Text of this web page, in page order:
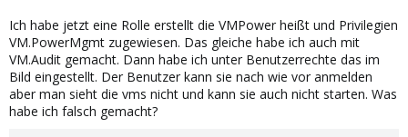
Ich habe jetzt eine Rolle erstellt die VMPower heißt und Privilegien
VM.PowerMgmt zugewiesen. Das gleiche habe ich auch mit
VM.Audit gemacht. Dann habe ich unter Benutzerrechte das im
Bild eingestellt. Der Benutzer kann sie nach wie vor anmelden
aber man sieht die vms nicht und kann sie auch nicht starten. Was
habe ich falsch gemacht?